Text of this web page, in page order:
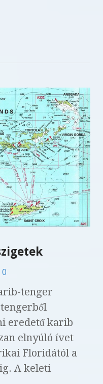
0
tenger
eredetű karib
elnyúló ívet
Floridától a
A keleti